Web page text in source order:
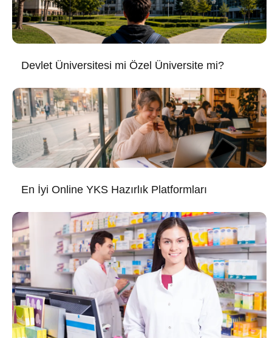
Devlet Üniversitesi mi Özel Üniversite mi?
En İyi Online YKS Hazırlık Platformları